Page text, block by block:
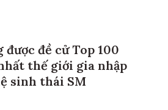
đề cử Top 100
thế giới gia nhập
sinh thái SM